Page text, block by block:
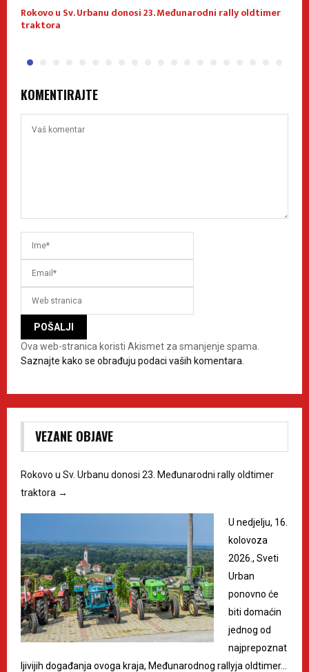
Rokovo u Sv. Urbanu donosi 23. Međunarodni rally oldtimer
traktora
KOMENTIRAJTE
Ova web-stranica koristi Akismet za smanjenje spama.
Saznajte kako se obrađuju podaci vaših komentara.
VEZANE OBJAVE
Rokovo u Sv. Urbanu donosi 23. Međunarodni rally oldtimer
traktora →
U nedjelju, 16.
kolovoza
2026., Sveti
Urban
ponovno će
biti domaćin
jednog od
najprepoznat
ljivijih događanja ovoga kraja, Međunarodnog rallyja oldtimer…